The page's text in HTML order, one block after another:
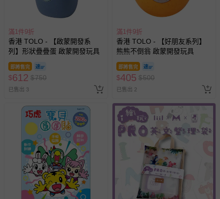
滿1件9折
香港 TOLO - 【啟蒙開發系
列】形狀疊疊蛋 啟蒙開發玩具
即將售完
$612 $750
已售出 3
滿1件9折
香港 TOLO - 【好朋友系列】
熊熊不倒翁 啟蒙開發玩具
即將售完
$405 $500
已售出 2